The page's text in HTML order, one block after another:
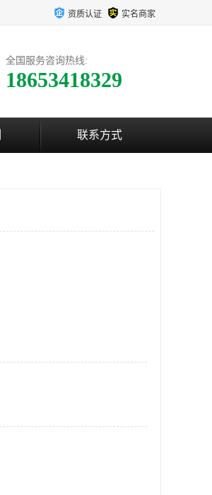
资质认证 实名商家
全国服务咨询热线:
18653418329
联系方式